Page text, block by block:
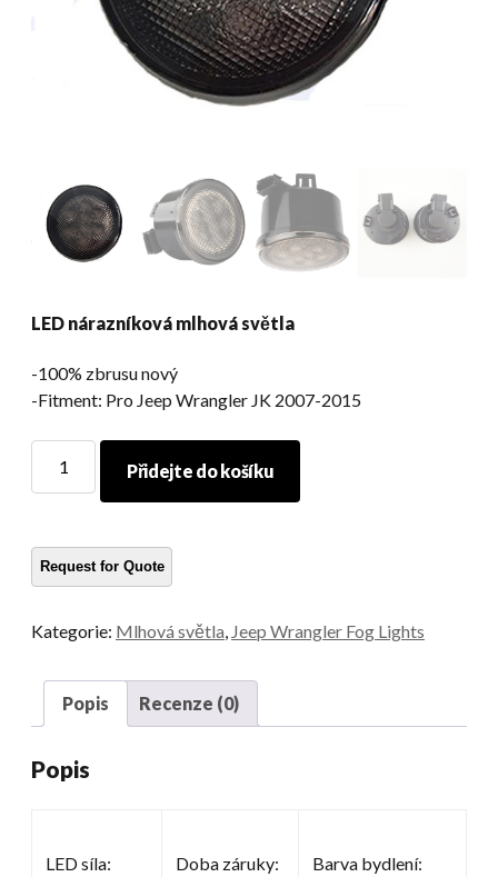
LED nárazníková mlhová světla
-100% zbrusu nový
-Fitment: Pro Jeep Wrangler JK 2007-2015
nárazníková
množství
Přidejte do košíku
Kategorie: Mlhová světla Jeep Wrangler Fog Lights
Popis Recenze (0)
Popis
LED síla:
Doba záruky:
Barva bydlení: